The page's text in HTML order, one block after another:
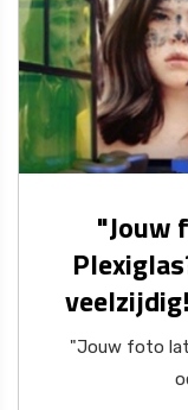
"Jouw
"Jouw foto